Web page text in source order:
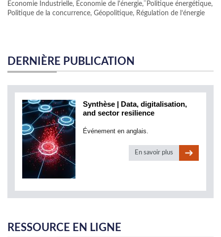
Economie Industrielle, Economie de l'énergie,¨Politique énergétique,
Politique de la concurrence, Géopolitique, Régulation de l’énergie
DERNIÈRE PUBLICATION
Synthèse | Data, digitalisation,
and sector resilience
Événement en anglais.
En savoir plus
RESSOURCE EN LIGNE